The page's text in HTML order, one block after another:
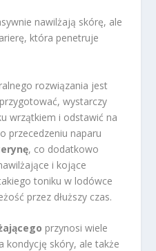
nawilżają skórę, ale
która penetruje
rozwiązania jest
wystarczy
wrzątkiem i odstawić na
przecedzeniu naparu
, co dodatkowo
i kojące
toniku w lodówce
przez dłuższy czas.
przynosi wiele
kondycję skóry, ale także